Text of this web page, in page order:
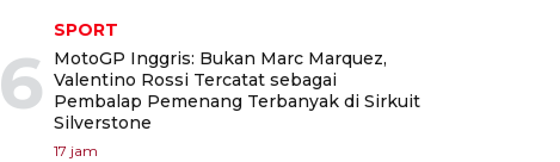
6
SPORT
MotoGP Inggris: Bukan Marc Marquez,
Valentino Rossi Tercatat sebagai
Pembalap Pemenang Terbanyak di Sirkuit
Silverstone
17 jam